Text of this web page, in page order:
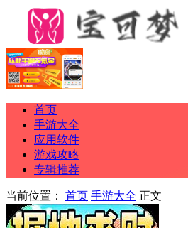
首页
手游大全
应用软件
游戏攻略
专辑推荐
当前位置： 首页 手游大全 正文